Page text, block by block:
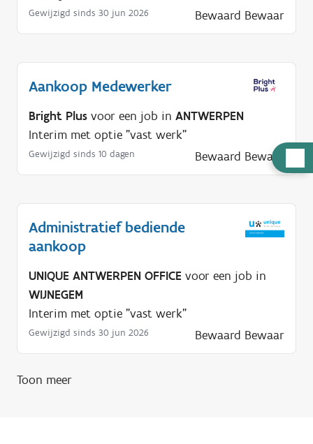
u
n
Gewijzigd sinds 30 jun 2026 Bewaard Bewaar
Aankoop Medewerker
Bright Plus voor een job in ANTWERPEN
Interim met optie "vast werk"
Gewijzigd sinds 10 dagen Bewaard Bewaar
Administratief bediende
aankoop
UNIQUE ANTWERPEN OFFICE voor een job in
WIJNEGEM
Interim met optie "vast werk"
Gewijzigd sinds 30 jun 2026 Bewaard Bewaar
Toon meer